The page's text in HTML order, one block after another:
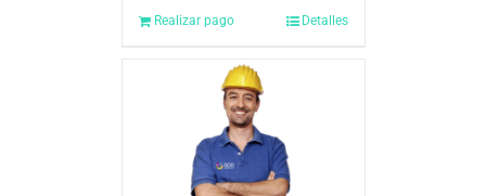
Realizar pago Detalles